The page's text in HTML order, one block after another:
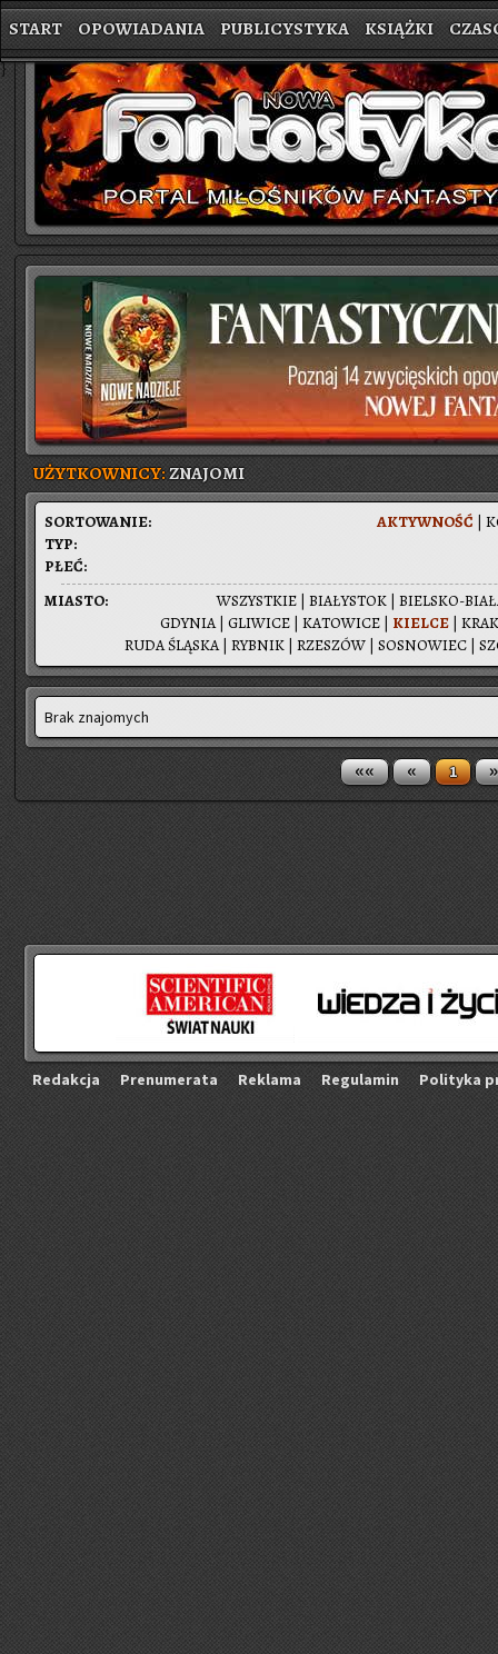
START OPOWIADANIA PUBLICYSTYKA KSIĄŻKI
}
UŻYTKOWNICY:ZNAJOMI
AK­TYW­NOŚĆ |
SOR­TO­WA­NIE:
TYP:
PŁEĆ:
WSZYST­KIE | BIA­ŁY­STOK | BIEL­SKO-
GDY­NIA| GLI­WI­CE | KA­TO­WI­CE | KIEL­CE |
RUDA ŚLĄ­SKA| RYB­NIK | RZE­SZÓW | SO­SNO­WIEC |
MIA­STO:
Brak znajomych
«« « 1 »
Re­dak­cja Pre­nu­me­ra­ta Re­kla­ma Re­gu­la­min Po­li­ty­ka